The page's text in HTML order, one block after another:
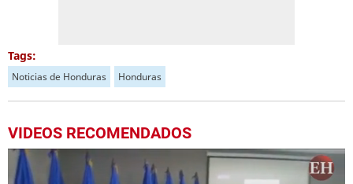
Tags:
Noticias de Honduras Honduras
VIDEOS RECOMENDADOS